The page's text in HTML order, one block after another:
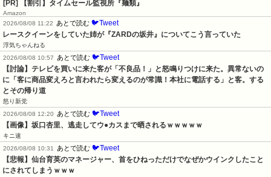
[PR] 【割引】タイムセール監視所『麺類』
Amazon
2026/08/08 11:22 あとで読む 🐦Tweet
レースクイーンをしていた姉が『ZARDの坂井』についてこう言っていた
浮気ちゃんねる
2026/08/08 10:57 あとで読む 🐦Tweet
【討論】テレビを買いに来た客が「不良品！」と怒鳴りつけに来た。異常ないの
に「客に商品変えろと言われたら変えるのが常識！本社に電話する」と客。する
とその帰り道
怒り新党
2026/08/08 12:20 あとで読む 🐦Tweet
【画像】坂口杏里、逃走してウ●カスまで晒されるｗｗｗｗｗ
キニ速
2026/08/08 10:31 あとで読む 🐦Tweet
【悲報】仙台育英のマネージャー、首をひねっただけでなぜかウインクしたこと
にされてしまうｗｗｗ